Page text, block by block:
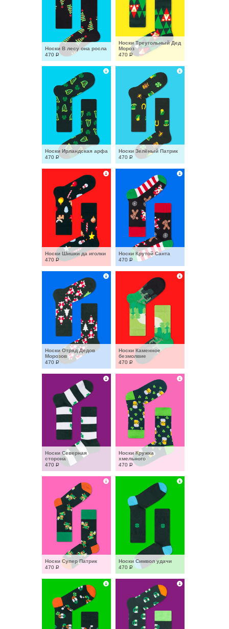
Носки В лесу она росла
470 Р
Носки Треугольный Дед
Мороз
470 Р
Носки Ирландская арфа
470 Р
Носки Зелёный Патрик
470 Р
Носки Шишки да иголки
470 Р
Носки Крутой Санта
470 Р
Носки Отряд Дедов
Морозов
470 Р
Носки Каменное
безмолвие
470 Р
Носки Северная
сторона
470 Р
Носки Кружка
хмельного
470 Р
Носки Супер Патрик
470 Р
Носки Символ удачи
470 Р